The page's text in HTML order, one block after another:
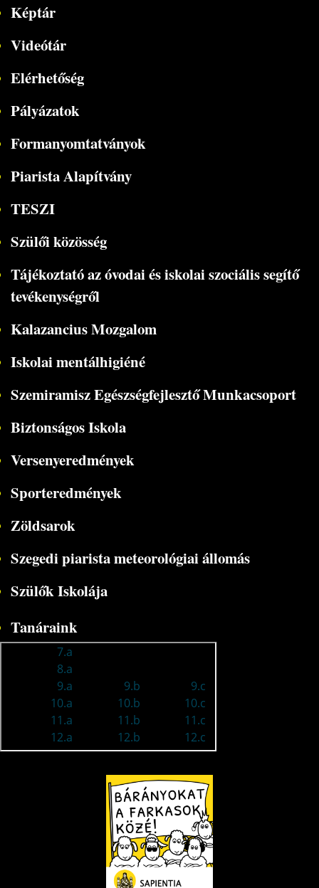
Képtár
Videótár
Elérhetőség
Pályázatok
Formanyomtatványok
Piarista Alapítvány
TESZI
Szülői közösség
Tájékoztató az óvodai és iskolai szociális segítő
tevékenységről
Kalazancius Mozgalom
Iskolai mentálhigiéné
Szemiramisz Egészségfejlesztő Munkacsoport
Biztonságos Iskola
Versenyeredmények
Sporteredmények
Zöldsarok
Szegedi piarista meteorológiai állomás
Szülők Iskolája
Tanáraink